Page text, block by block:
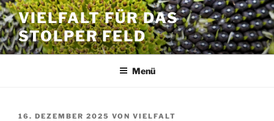
Zum
Inhalt
springen
VIELFALT FÜR DAS
STOLPER FELD
Menü
VERÖFFENTLICHT
16. DEZEMBER 2025 VON VIELFALT